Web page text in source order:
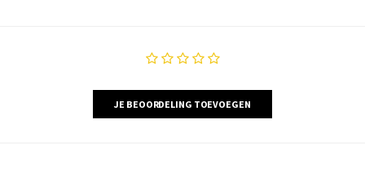
JE BEOORDELING TOEVOEGEN